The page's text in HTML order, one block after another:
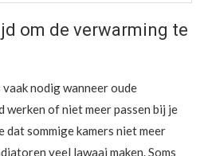
om de verwarming te
nodig wanneer oude
of niet meer passen bij je
dat sommige kamers niet meer
veel lawaai maken. Soms